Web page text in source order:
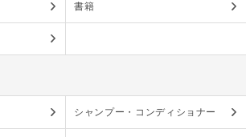
書籍
シャンプー・コンディショナー